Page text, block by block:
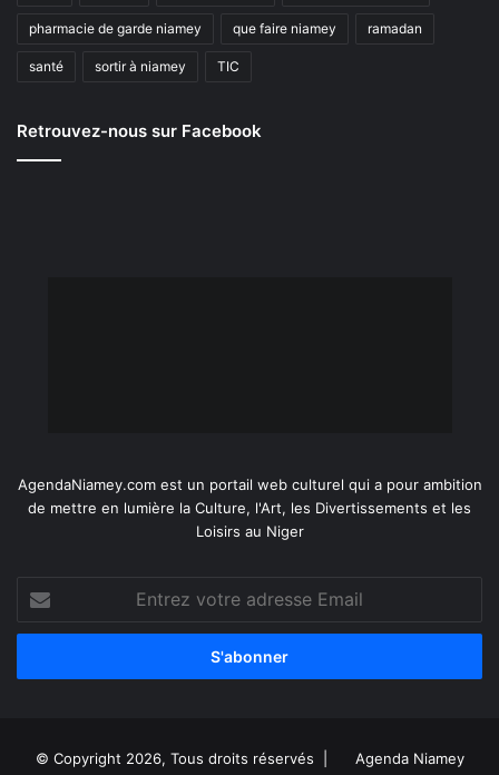
pharmacie de garde niamey que faire niamey ramadan
santé sortir à niamey TIC
Retrouvez-nous sur Facebook
AgendaNiamey.com est un portail web culturel qui a pour ambition
de mettre en lumière la Culture, l'Art, les Divertissements et les
Loisirs au Niger
votre
adresse
© Copyright 2026, Tous droits réservés | Agenda Niamey